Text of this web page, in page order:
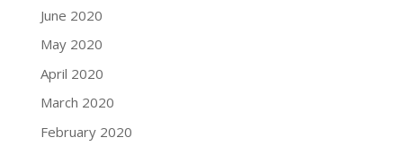
June 2020
May 2020
April 2020
March 2020
February 2020